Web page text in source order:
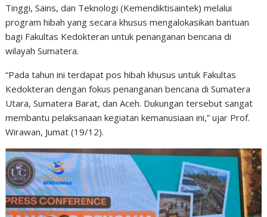
Tinggi, Sains, dan Teknologi (Kemendiktisaintek) melalui
program hibah yang secara khusus mengalokasikan bantuan
bagi Fakultas Kedokteran untuk penanganan bencana di
wilayah Sumatera.
“Pada tahun ini terdapat pos hibah khusus untuk Fakultas
Kedokteran dengan fokus penanganan bencana di Sumatera
Utara, Sumatera Barat, dan Aceh. Dukungan tersebut sangat
membantu pelaksanaan kegiatan kemanusiaan ini,” ujar Prof.
Wirawan, Jumat (19/12).